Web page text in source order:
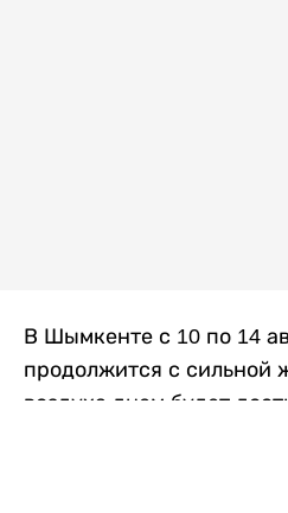
В Шымкенте с 10 по 14
продолжится с сильной
воздуха днем будет